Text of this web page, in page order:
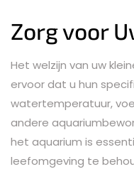
Zorg voor
Het welzijn van uw
ervoor dat u hun
watertemperatuur,
andere
het aquarium is
leefomgeving te